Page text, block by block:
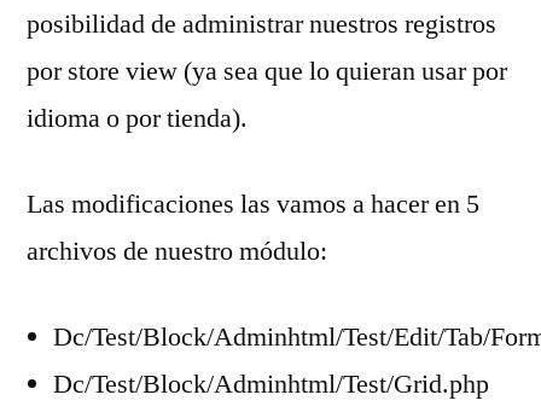
posibilidad de administrar nuestros registros
por store view (ya sea que lo quieran usar por
idioma o por tienda).
Las modificaciones las vamos a hacer en 5
archivos de nuestro módulo:
Dc/Test/Block/Adminhtml/Test/Edit/Tab/
Dc/Test/Block/Adminhtml/Test/Grid.php